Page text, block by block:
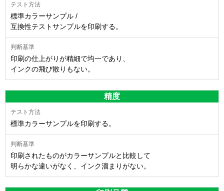
標準カラーサンプル /
互換性テストサンプルを印刷する。
印刷の仕上がりが精細で均一であり、
インクの飛び散りもない。
精度
標準カラーサンプルを印刷する。
印刷されたものがカラーサンプルと比較して
明らかな違いがなく、インク溜まりがない。